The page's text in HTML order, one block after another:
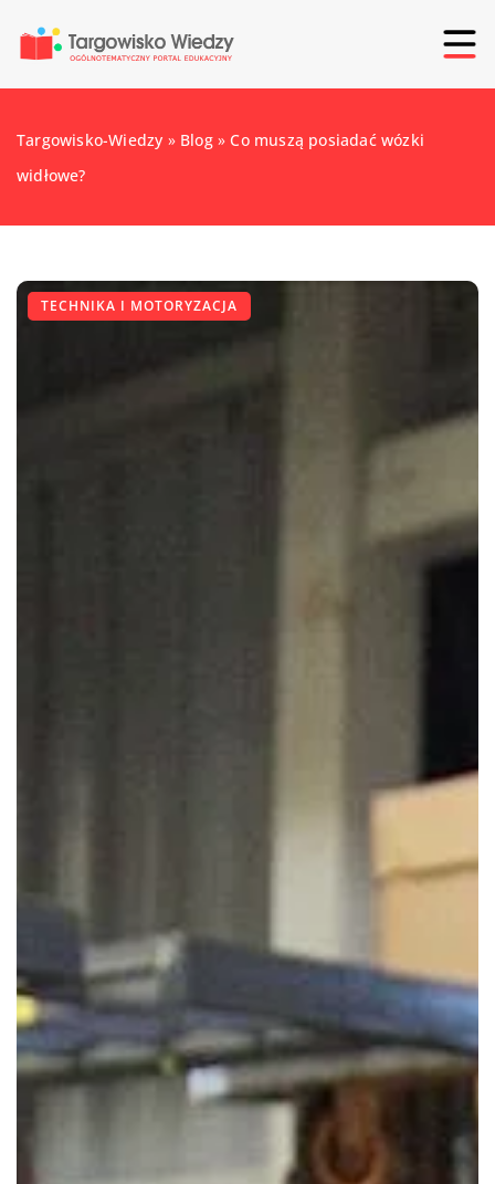
Targowisko-Wiedzy » Blog»Co muszą posiadać wózki
widłowe?
TECHNIKA I MOTORYZACJA